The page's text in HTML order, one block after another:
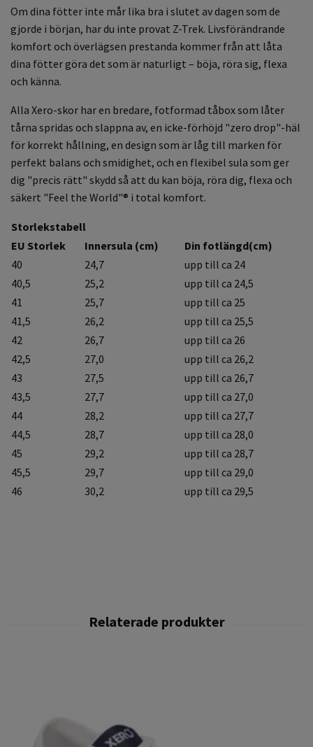
Om dina fötter inte mår lika bra i slutet av dagen som de
gjorde i början, har du inte provat Z-Trek. Livsförändrande
komfort och överlägsen prestanda kommer från att låta
dina fötter göra det som är naturligt – böja, röra sig, flexa
och känna.
Alla Xero-skor har en bredare, fotformad tåbox som låter
tårna spridas och slappna av, en icke-förhöjd "zero drop"-häl
för korrekt hållning, en design som är låg till marken för
perfekt balans och smidighet, och en flexibel sula som ger
dig "precis rätt" skydd så att du kan böja, röra dig, flexa och
säkert "Feel the World"® i total komfort.
Storlekstabell
EU Storlek
Innersula (cm)
Din fotlängd(cm)
40
24,7
upp till ca 24
40,5
25,2
upp till ca 24,5
41
25,7
upp till ca 25
41,5
26,2
upp till ca 25,5
42
26,7
upp till ca 26
42,5
27,0
upp till ca 26,2
43
27,5
upp till ca 26,7
43,5
27,7
upp till ca 27,0
44
28,2
upp till ca 27,7
44,5
28,7
upp till ca 28,0
45
29,2
upp till ca 28,7
45,5
29,7
upp till ca 29,0
46
30,2 upp till ca 29,5